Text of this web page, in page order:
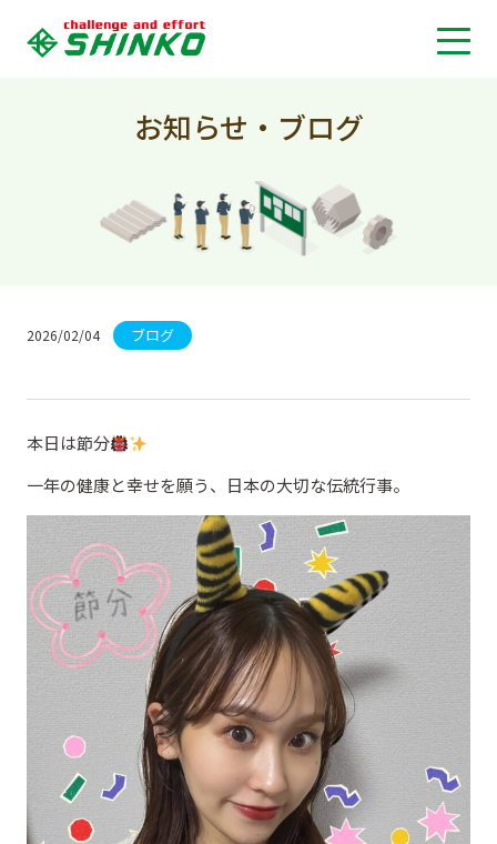
お知らせ・ブログ
2026/02/04 ブログ
本日は節分
一年の健康と幸せを願う、日本の大切な伝統行事。